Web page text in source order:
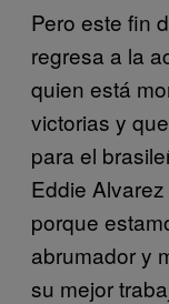
Pero este fin
regresa a la
quien está
victorias y
para el
Eddie
porque
abrumador y
su mejor